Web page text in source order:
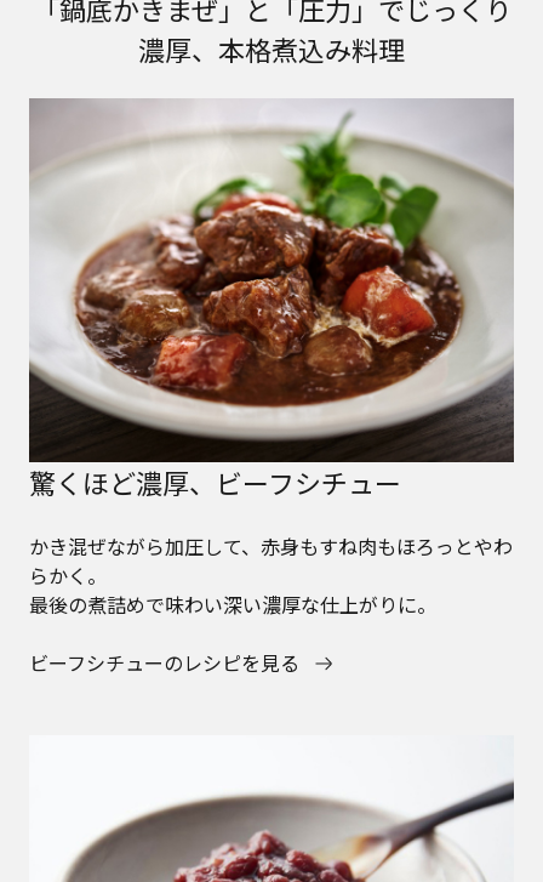
「鍋底かきまぜ」と「圧力」でじっくり
濃厚、本格煮込み料理
驚くほど濃厚、ビーフシチュー
かき混ぜながら加圧して、赤身もすね肉もほろっとやわ
らかく。
最後の煮詰めで味わい深い濃厚な仕上がりに。
ビーフシチューのレシピを見る